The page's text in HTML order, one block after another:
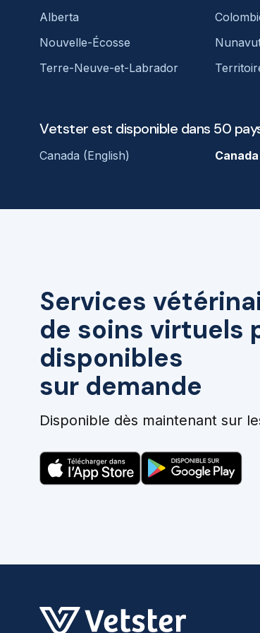
Services
de soins virtuels
disponibles
sur demande
Disponible dès maintenant sur
Alberta
Nouvelle-Écosse
Terre-Neuve-et-Labrador
Vetster est disponible dans 50
Canada (English)